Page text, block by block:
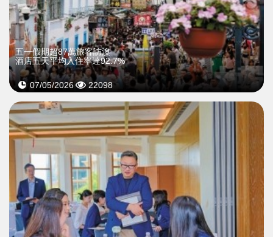
五一假期超87萬旅客訪澳
酒店五天平均入住率達92.7%
07/05/2026 22098